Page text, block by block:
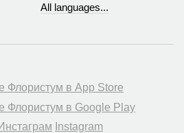
All languages...
Instagram